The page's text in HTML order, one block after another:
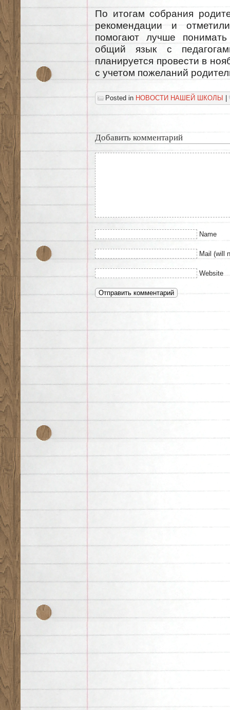
По итогам собрания
рекомендации и
помогают лучше
общий язык с
планируется провести в
с учетом пожеланий
Posted in НОВОСТИ НАШЕЙ ШКОЛЫ |
Добавить комментарий
Name
Mail (will
Website